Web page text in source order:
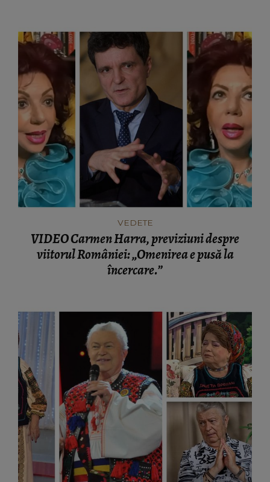
VEDETE
VIDEO Carmen Harra, previziuni despre
viitorul României: „Omenirea e pusă la
încercare.”